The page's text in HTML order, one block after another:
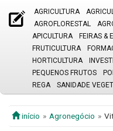
AGRICULTURA
AGROFLORESTAL
APICULTURA
FEIRAS &
FRUTICULTURA
HORTICULTURA
PEQUENOS FRUTOS
REGA
SANIDADE
início Agronegócio